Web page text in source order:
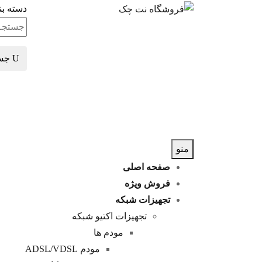
دسته
منو
صفحه اصلی
فروش ویژه
تجهیزات شبکه
تجهیزات اکتیو شبکه
مودم ها
مودم ADSL/VDSL